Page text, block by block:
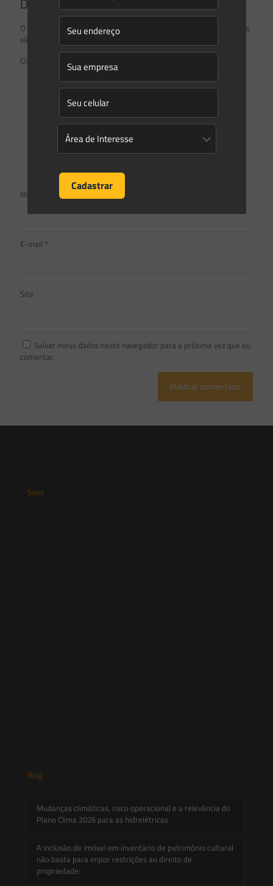
O seu endereço de e-mail não será publicado.
Campos obrigatórios
são marcados com
Comentário
Nome
E-mail *
Site
Salvar meus dados neste navegador para a próxima vez que eu
comentar.
Saes
Blog
Mudanças climáticas, risco operacional e a relevância do
Plano Clima 2026 para as hidrelétricas
A inclusão de imóvel em inventário de patrimônio cultural
não basta para impor restrições ao direito de
propriedade: